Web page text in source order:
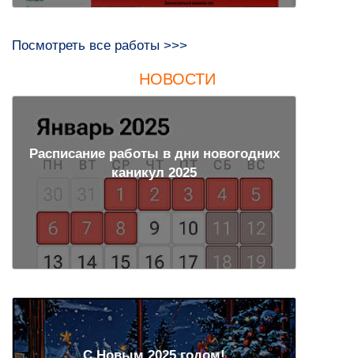
Посмотреть все работы >>>
НОВОСТИ
Расписание работы в дни новогодних
каникул 2025